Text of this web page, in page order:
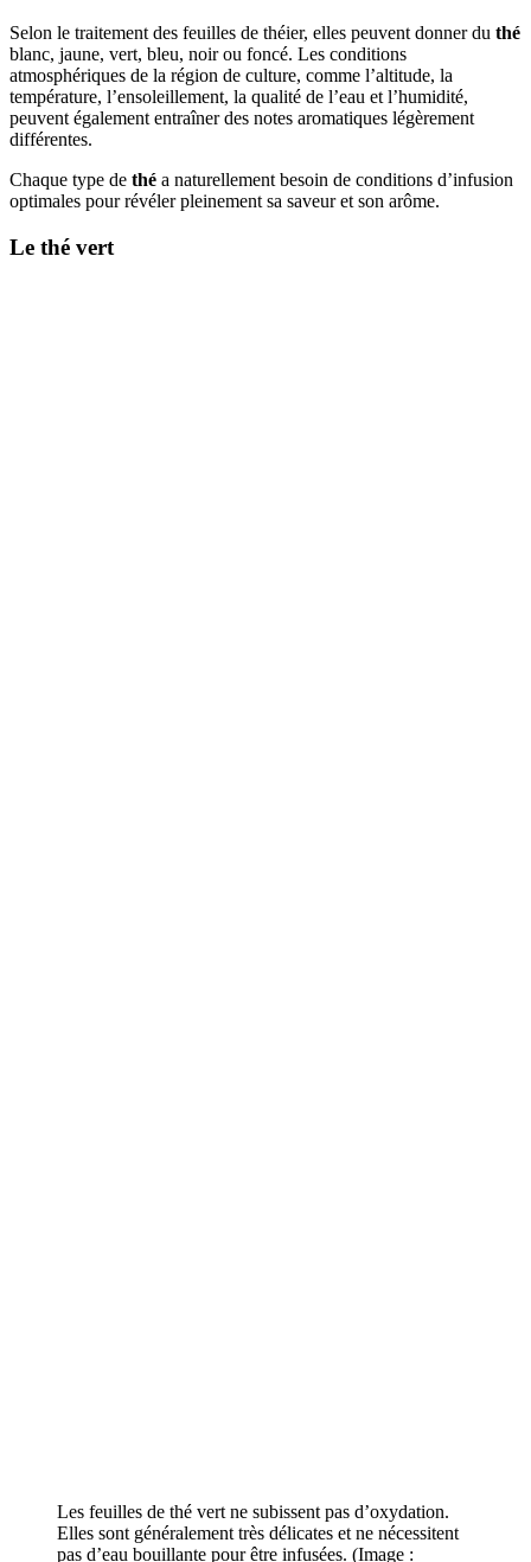
Selon le traitement des feuilles de théier, elles peuvent donner du thé
blanc, jaune, vert, bleu, noir ou foncé. Les conditions
atmosphériques de la région de culture, comme l’altitude, la
température, l’ensoleillement, la qualité de l’eau et l’humidité,
peuvent également entraîner des notes aromatiques légèrement
différentes.
Chaque type de thé a naturellement besoin de conditions d’infusion
optimales pour révéler pleinement sa saveur et son arôme.
Le thé vert
Les feuilles de thé vert ne subissent pas d’oxydation.
Elles sont généralement très délicates et ne nécessitent
pas d’eau bouillante pour être infusées. (Image :